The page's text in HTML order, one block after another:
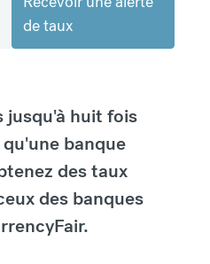
de taux
jusqu'à huit fois
banque
des taux
des banques